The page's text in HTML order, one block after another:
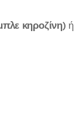
κηροζίνη) ή